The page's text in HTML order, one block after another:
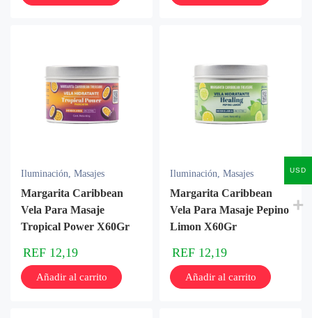
Iluminación, Masajes
Margarita Caribbean
Vela Para Masaje
Tropical Power X60Gr
REF 12,19
Añadir al carrito
Iluminación, Masajes
Margarita Caribbean
Vela Para Masaje Pepino
Limon X60Gr
REF 12,19
Añadir al carrito
USD